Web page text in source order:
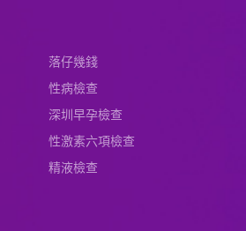
落仔幾錢
性病檢查
深圳早孕檢查
性激素六項檢查
精液檢查